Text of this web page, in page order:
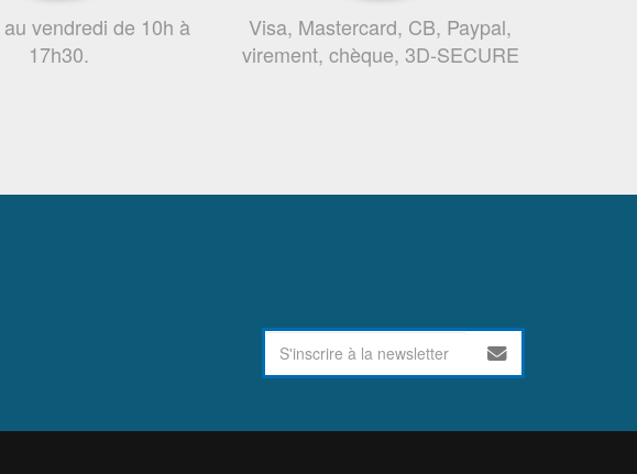
vendredi de 10h à
17h30.
Visa, Mastercard, CB, Paypal,
virement, chèque, 3D-SECURE